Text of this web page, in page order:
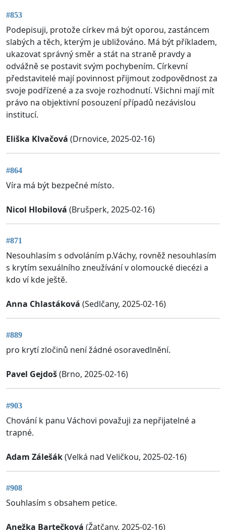
#853
Podepisuji, protože církev má být oporou, zastáncem
slabých a těch, kterým je ubližováno. Má být příkladem,
ukazovat správný směr a stát na straně pravdy a
odvážně se postavit svým pochybením. Církevní
představitelé mají povinnost přijmout zodpovědnost za
svoje podřízené a za svoje rozhodnutí. Všichni mají mít
právo na objektivní posouzení případů nezávislou
institucí.
Eliška Klvačová (Drnovice, 2025-02-16)
#864
Víra má být bezpečné místo.
Nicol Hlobilová (Brušperk, 2025-02-16)
#871
Nesouhlasím s odvoláním p.Váchy, rovněž nesouhlasím
s krytím sexuálního zneužívání v olomoucké diecézi a
kdo ví kde ještě.
Anna Chlastáková (Sedlčany, 2025-02-16)
#889
pro krytí zločinů není žádné osoravedlnění.
Pavel Gejdoš(Brno, 2025-02-16)
#903
Chování k panu Váchovi považuji za nepřijatelné a
trapné.
Adam Zálešák(Velká nad Veličkou, 2025-02-16)
#908
Souhlasím s obsahem petice.
Anežka Bartečková (Žatčany, 2025-02-16)